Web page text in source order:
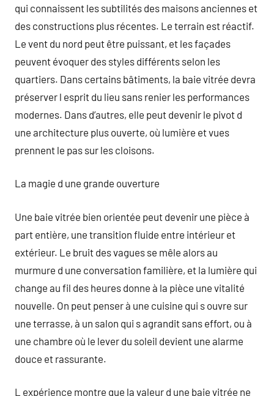
qui connaissent les subtilités des maisons anciennes et
des constructions plus récentes. Le terrain est réactif.
Le vent du nord peut être puissant, et les façades
peuvent évoquer des styles différents selon les
quartiers. Dans certains bâtiments, la baie vitrée devra
préserver l esprit du lieu sans renier les performances
modernes. Dans d’autres, elle peut devenir le pivot d
une architecture plus ouverte, où lumière et vues
prennent le pas sur les cloisons.
La magie d une grande ouverture
Une baie vitrée bien orientée peut devenir une pièce à
part entière, une transition fluide entre intérieur et
extérieur. Le bruit des vagues se mêle alors au
murmure d une conversation familière, et la lumière qui
change au fil des heures donne à la pièce une vitalité
nouvelle. On peut penser à une cuisine qui s ouvre sur
une terrasse, à un salon qui s agrandit sans effort, ou à
une chambre où le lever du soleil devient une alarme
douce et rassurante.
L expérience montre que la valeur d une baie vitrée ne